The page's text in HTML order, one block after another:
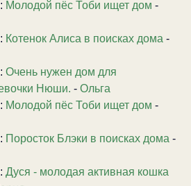
Молодой пёс Тоби ищет дом -
Котенок Алиса в поисках дома -
Очень нужен дом для
Нюши. - Ольга
Молодой пёс Тоби ищет дом -
Поросток Блэки в поисках дома -
Дуся - молодая активная кошка